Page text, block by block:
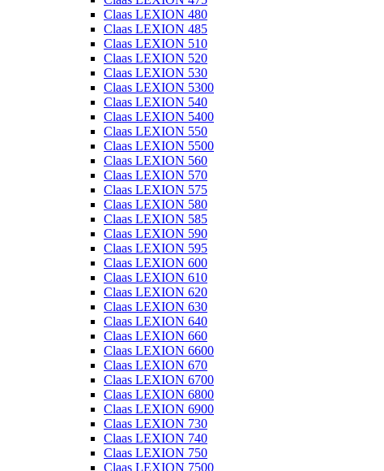
Claas LEXION 480
Claas LEXION 485
Claas LEXION 510
Claas LEXION 520
Claas LEXION 530
Claas LEXION 5300
Claas LEXION 540
Claas LEXION 5400
Claas LEXION 550
Claas LEXION 5500
Claas LEXION 560
Claas LEXION 570
Claas LEXION 575
Claas LEXION 580
Claas LEXION 585
Claas LEXION 590
Claas LEXION 595
Claas LEXION 600
Claas LEXION 610
Claas LEXION 620
Claas LEXION 630
Claas LEXION 640
Claas LEXION 660
Claas LEXION 6600
Claas LEXION 670
Claas LEXION 6700
Claas LEXION 6800
Claas LEXION 6900
Claas LEXION 730
Claas LEXION 740
Claas LEXION 750
Claas LEXION 7500